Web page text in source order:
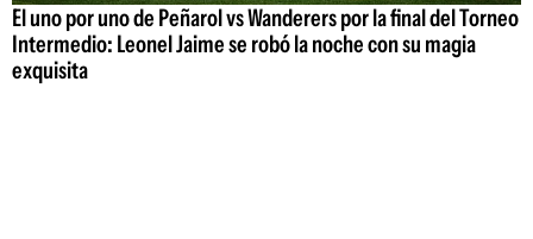
El uno por uno de Peñarol vs Wanderers por la final del Torneo
Intermedio: Leonel Jaime se robó la noche con su magia
exquisita